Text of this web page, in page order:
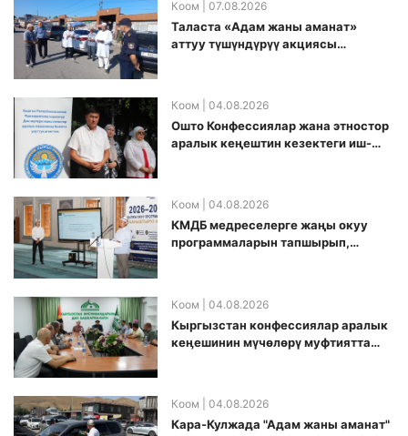
Коом | 07.08.2026
Таласта «Адам жаны аманат»
аттуу түшүндүрүү акциясы
Коом | 04.08.2026
Ошто Конфессиялар жана этностор
аралык кеңештин кезектеги иш-
Коом | 04.08.2026
КМДБ медреселерге жаңы окуу
программаларын тапшырып,
Коом | 04.08.2026
Кыргызстан конфессиялар аралык
кеӊешинин мүчөлөрү муфтиятта
Коом | 04.08.2026
Кара-Кулжада "Адам жаны аманат"